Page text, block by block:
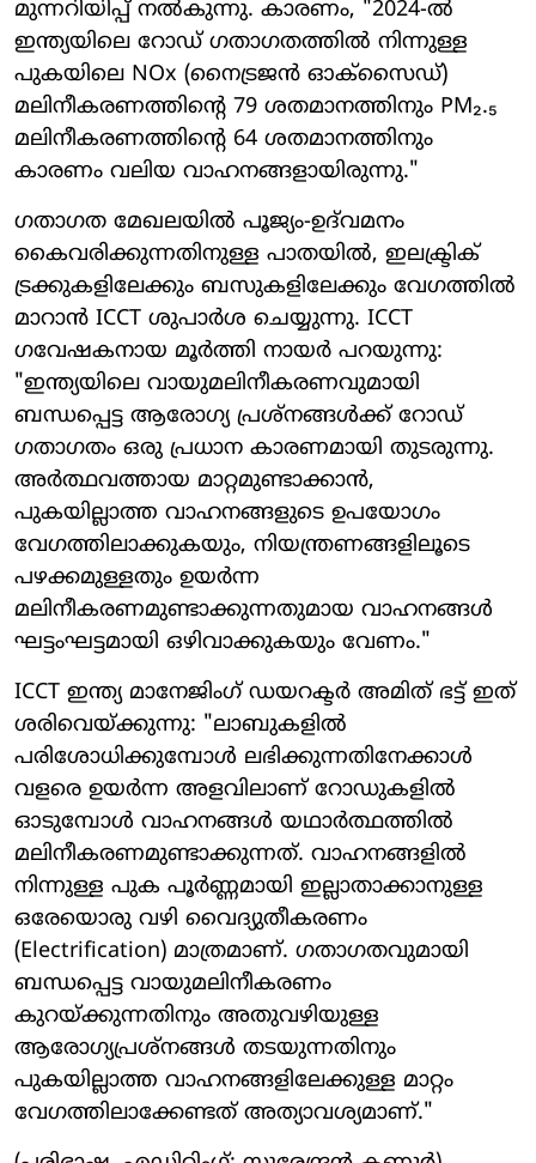
മുന്നറിയിപ്പ് നൽകുന്നു. കാരണം, "2024-ൽ
ഇന്ത്യയിലെ റോഡ് ഗതാഗതത്തിൽ നിന്നുള്ള
പുകയിലെ NOx (നൈട്രജൻ ഓക്സൈഡ്)
മലിനീകരണത്തിന്റെ 79 ശതമാനത്തിനും PM₂.₅
മലിനീകരണത്തിന്റെ 64 ശതമാനത്തിനും
കാരണം വലിയ വാഹനങ്ങളായിരുന്നു."
ഗതാഗത മേഖലയിൽ പൂജ്യം-ഉദ്‌വമനം
കൈവരിക്കുന്നതിനുള്ള പാതയിൽ, ഇലക്ട്രിക്
ട്രക്കുകളിലേക്കും ബസുകളിലേക്കും വേഗത്തിൽ
മാറാൻ ICCT ശുപാർശ ചെയ്യുന്നു. ICCT
ഗവേഷകനായ മൂർത്തി നായർ പറയുന്നു:
"ഇന്ത്യയിലെ വായുമലിനീകരണവുമായി
ബന്ധപ്പെട്ട ആരോഗ്യ പ്രശ്നങ്ങൾക്ക് റോഡ്
ഗതാഗതം ഒരു പ്രധാന കാരണമായി തുടരുന്നു.
അർത്ഥവത്തായ മാറ്റമുണ്ടാക്കാൻ,
പുകയില്ലാത്ത വാഹനങ്ങളുടെ ഉപയോഗം
വേഗത്തിലാക്കുകയും, നിയന്ത്രണങ്ങളിലൂടെ
പഴക്കമുള്ളതും ഉയർന്ന
മലിനീകരണമുണ്ടാക്കുന്നതുമായ വാഹനങ്ങൾ
ഘട്ടംഘട്ടമായി ഒഴിവാക്കുകയും വേണം."
ICCT ഇന്ത്യ മാനേജിംഗ് ഡയറക്ടർ അമിത് ഭട്ട് ഇത്
ശരിവെയ്ക്കുന്നു: "ലാബുകളിൽ
പരിശോധിക്കുമ്പോൾ ലഭിക്കുന്നതിനേക്കാൾ
വളരെ ഉയർന്ന അളവിലാണ് റോഡുകളിൽ
ഓടുമ്പോൾ വാഹനങ്ങൾ യഥാർത്ഥത്തിൽ
മലിനീകരണമുണ്ടാക്കുന്നത്. വാഹനങ്ങളിൽ
നിന്നുള്ള പുക പൂർണ്ണമായി ഇല്ലാതാക്കാനുള്ള
ഒരേയൊരു വഴി വൈദ്യുതീകരണം
(Electrification) മാത്രമാണ്. ഗതാഗതവുമായി
ബന്ധപ്പെട്ട വായുമലിനീകരണം
കുറയ്ക്കുന്നതിനും അതുവഴിയുള്ള
ആരോഗ്യപ്രശ്നങ്ങൾ തടയുന്നതിനും
പുകയില്ലാത്ത വാഹനങ്ങളിലേക്കുള്ള മാറ്റം
വേഗത്തിലാക്കേണ്ടത് അത്യാവശ്യമാണ്."